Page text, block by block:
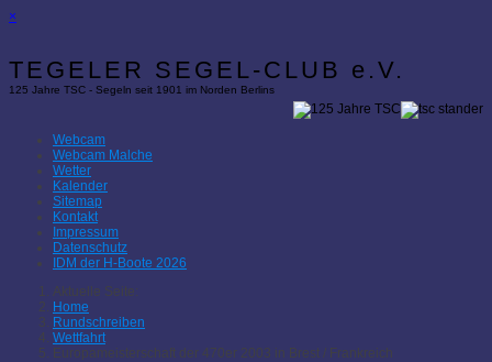
×
TEGELER SEGEL-CLUB e.V.
125 Jahre TSC - Segeln seit 1901 im Norden Berlins
Webcam
Webcam Malche
Wetter
Kalender
Sitemap
Kontakt
Impressum
Datenschutz
IDM der H-Boote 2026
Aktuelle Seite:
Home
Rundschreiben
Wettfahrt
Europameisterschaft der 470er 2003 in Brest / Frankreich